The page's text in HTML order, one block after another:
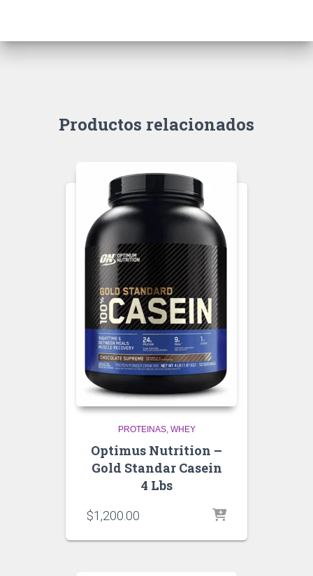
Productos relacionados
PROTEINAS WHEY
Optimus Nutrition –
Gold Standar Casein
4 Lbs
$1,200.00